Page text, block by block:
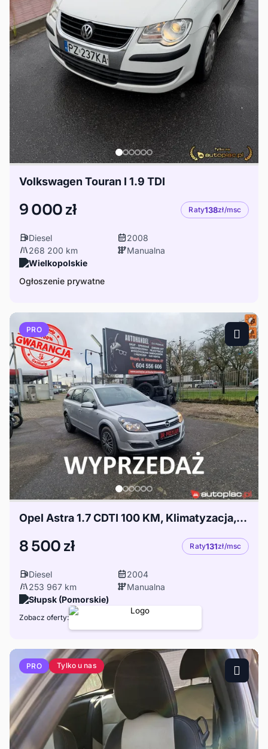
Volkswagen Touran I 1.9 TDI
9 000 zł Raty138zł/msc
Diesel
2008
268 200 km
Manualna
Wielkopolskie
Ogłoszenie prywatne
PRO
Opel Astra 1.7 CDTI 100 KM, Klimatyzacja, Komputer, Tempomat,
8 500 zł Raty131zł/msc
Diesel
2004
253 967 km
Manualna
Słupsk (Pomorskie)
Zobacz oferty:
PRO Tylko u nas